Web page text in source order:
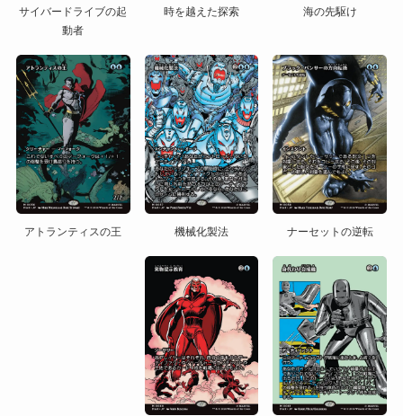
サイバードライブの起
動者
時を越えた探索 海の先駆け
アトランティスの王 機械化製法 ナーセットの逆転